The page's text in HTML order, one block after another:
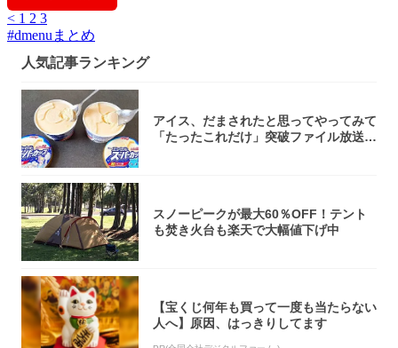
< 1 2 3
#dmenuまとめ
人気記事ランキング
アイス、だまされたと思ってやってみて
「たったこれだけ」突破ファイル放送で
スノーピークが最大60％OFF！テント
も焚き火台も楽天で大幅値下げ中
【宝くじ何年も買って一度も当たらない
人へ】原因、はっきりしてます